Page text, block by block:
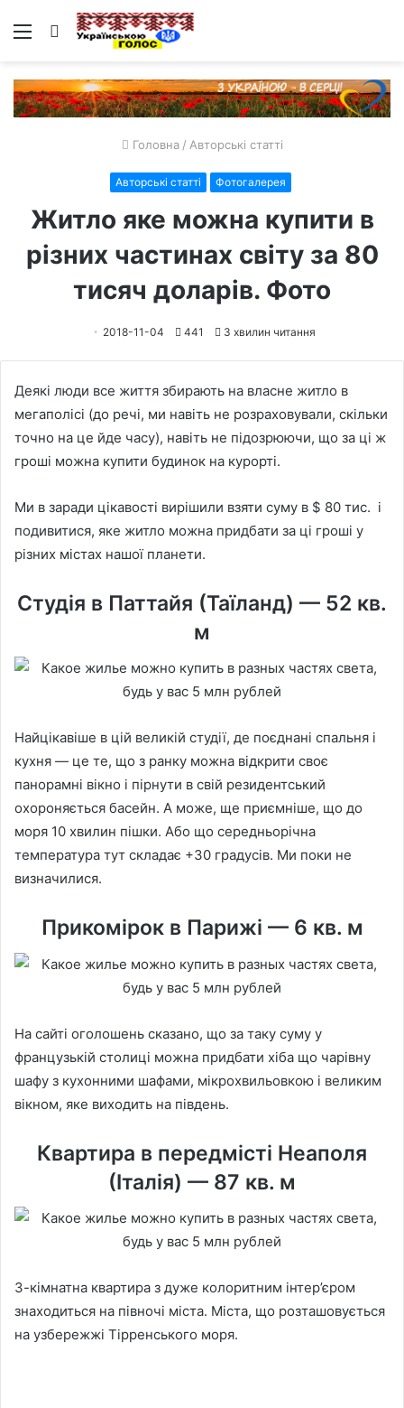
Меню Пошук
Головна / Авторські статті
Авторські статті Фотогалерея
Житло яке можна купити в
різних частинах світу за 80
тисяч доларів. Фото
2018-11-04 441 3 хвилин читання
Деякі люди все життя збирають на власне житло в
мегаполісі (до речі, ми навіть не розраховували, скільки
точно на це йде часу), навіть не підозрюючи, що за ці ж
гроші можна купити будинок на курорті.
Ми в заради цікавості вирішили взяти суму в $ 80 тис. і
подивитися, яке житло можна придбати за ці гроші у
різних містах нашої планети.
Студія в Паттайя (Таїланд) — 52 кв.
м
Найцікавіше в цій великій студії, де поєднані спальня і
кухня — це те, що з ранку можна відкрити своє
панорамні вікно і пірнути в свій резидентський
охороняється басейн. А може, ще приємніше, що до
моря 10 хвилин пішки. Або що середньорічна
температура тут складає +30 градусів. Ми поки не
визначилися.
Прикомірок в Парижі — 6 кв. м
На сайті оголошень сказано, що за таку суму у
французькій столиці можна придбати хіба що чарівну
шафу з кухонними шафами, мікрохвильовкою і великим
вікном, яке виходить на південь.
Квартира в передмісті Неаполя
(Італія) — 87 кв. м
3-кімнатна квартира з дуже колоритним інтер’єром
знаходиться на півночі міста. Міста, що розташовується
на узбережжі Тірренського моря.